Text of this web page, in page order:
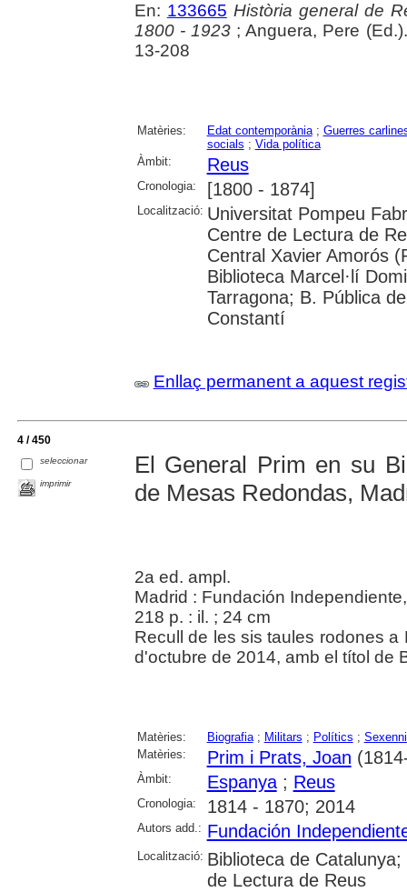
En: 133665 Història general de
1800 - 1923; Anguera, Pere
13-208
Matèries: Edat contemporània; Guerres
socials ; Vida política
Àmbit:
Reus
Cronologia: [1800 - 1874]
Localització: Universitat Pompeu
Centre de Lectura de
Central Xavier Amorós
Biblioteca Marcel·lí
Tarragona; B. Pública
Constantí
Enllaç permanent a aquest
4 / 450
seleccionar
imprimir
El General Prim en su
de Mesas Redondas,
2a ed. ampl.
Madrid : Fundación
218 p. : il. ; 24 cm
Recull de les sis taules rodones
d'octubre de 2014, amb el títol de
Matèries: Biografia; Militars ; Polítics ;
Matèries:
Prim i Prats, Joan
Àmbit: Espanya; Reus
Cronologia: 1814 - 1870; 2014
Autors add.: Fundación
Localització: Biblioteca de
de Lectura de Reus